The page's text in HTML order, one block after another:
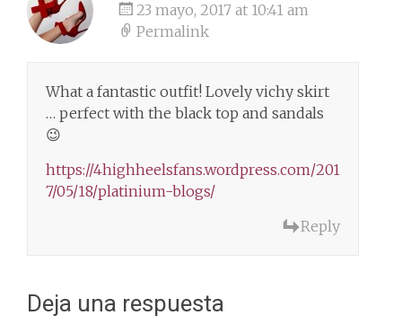
23 mayo, 2017 at 10:41 am
Permalink
What a fantastic outfit! Lovely vichy skirt
… perfect with the black top and sandals
😉
https://4highheelsfans.wordpress.com/201
7/05/18/platinium-blogs/
Reply
Deja una respuesta